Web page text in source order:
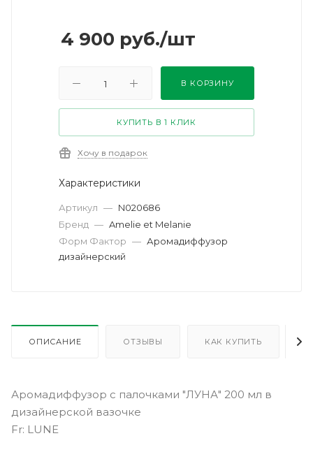
4 900 руб./шт
В КОРЗИНУ
КУПИТЬ В 1 КЛИК
Хочу в подарок
Характеристики
Артикул — N020686
Бренд — Amelie et Melanie
Форм Фактор — Аромадиффузор
дизайнерский
ОПИСАНИЕ ОТЗЫВЫ КАК КУПИТЬ
Аромадиффузор с палочками "ЛУНА" 200 мл в
дизайнерской вазочке
Fr: LUNE